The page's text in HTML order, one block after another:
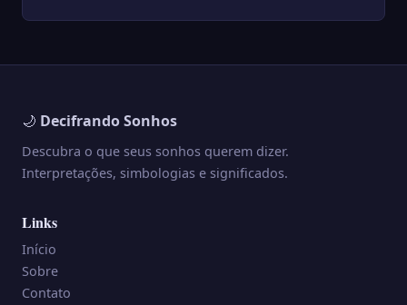
🌙 Decifrando Sonhos
Descubra o que seus sonhos querem dizer.
Interpretações, simbologias e significados.
Links
Início
Sobre
Contato